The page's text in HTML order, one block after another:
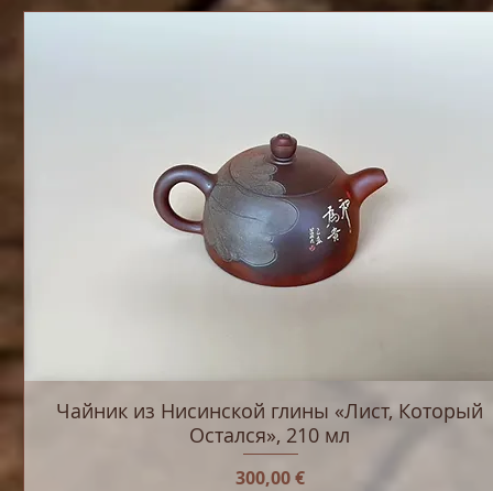
Чайник из Нисинской глины «Лист, Который
Остался», 210 мл
Цена
300,00 €